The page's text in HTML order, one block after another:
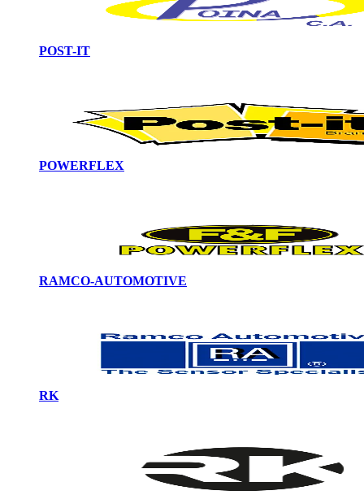
POST-IT
POWERFLEX
RAMCO-AUTOMOTIVE
RK